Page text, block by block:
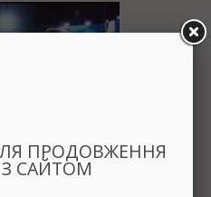
ПРОДОВЖЕННЯ
САЙТОМ